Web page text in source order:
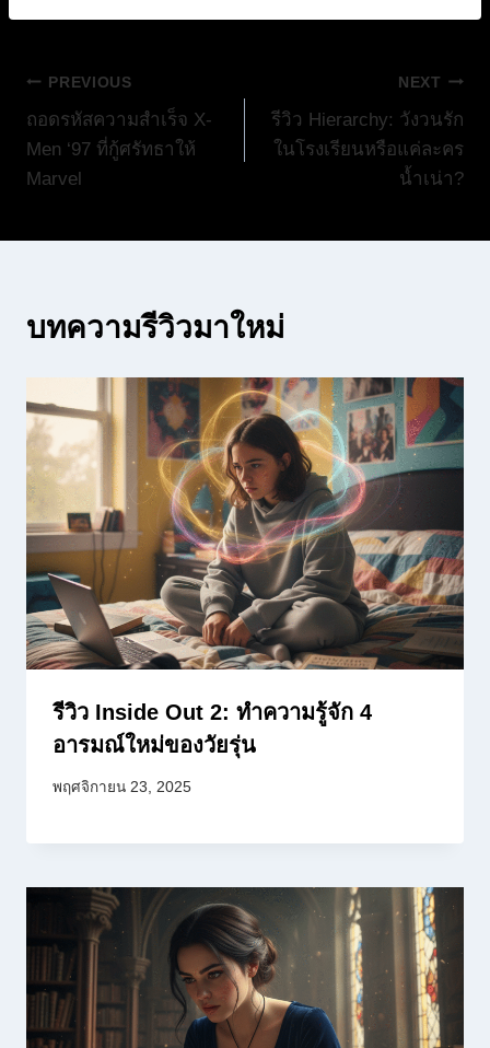
แนะแนว
เรื่อง
PREVIOUS
ถอดรหัสความสำเร็จ X-
Men ‘97 ที่กู้ศรัทธาให้
Marvel
NEXT
รีวิว Hierarchy: วังวนรัก
ในโรงเรียนหรือแค่ละคร
น้ำเน่า?
บทความรีวิวมาใหม่
รีวิว Inside Out 2: ทำความรู้จัก 4
อารมณ์ใหม่ของวัยรุ่น
พฤศจิกายน 23, 2025